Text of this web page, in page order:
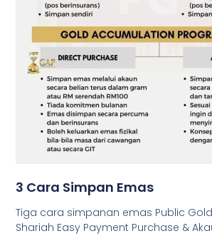
3 Cara Simpan Emas
Tiga cara simpanan emas Public
Shariah Easy Payment Purchase &